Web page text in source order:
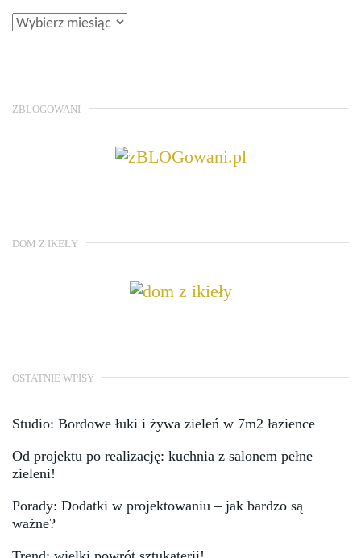
ZBLOGOWANI
DOM Z IKEŁY
OSTATNIE WPISY
Studio: Bordowe łuki i żywa zieleń w 7m2 łazience
Od projektu po realizację: kuchnia z salonem pełne
zieleni!
Porady: Dodatki w projektowaniu – jak bardzo są
ważne?